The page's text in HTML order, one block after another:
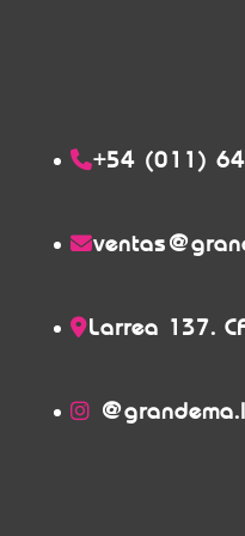
+54 (011)
Larrea 137.